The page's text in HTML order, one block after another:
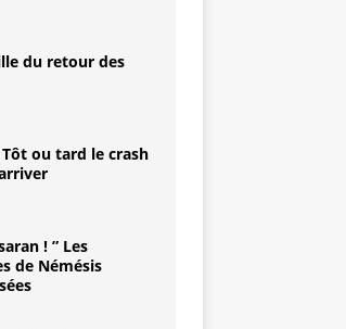
du retour des
Tôt ou tard le crash
! ” Les
de Némésis